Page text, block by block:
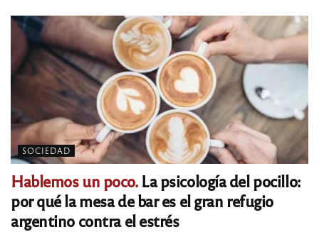
SOCIEDAD
Hablemos un poco.La psicología del pocillo:
por qué la mesa de bar es el gran refugio
argentino contra el estrés